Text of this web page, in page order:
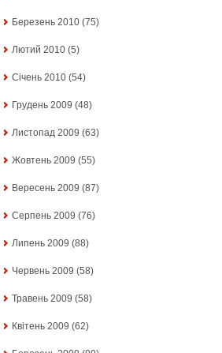
Березень 2010 (75)
Лютий 2010 (5)
Січень 2010 (54)
Грудень 2009 (48)
Листопад 2009 (63)
Жовтень 2009 (55)
Вересень 2009 (87)
Серпень 2009 (76)
Липень 2009 (88)
Червень 2009 (58)
Травень 2009 (58)
Квітень 2009 (62)